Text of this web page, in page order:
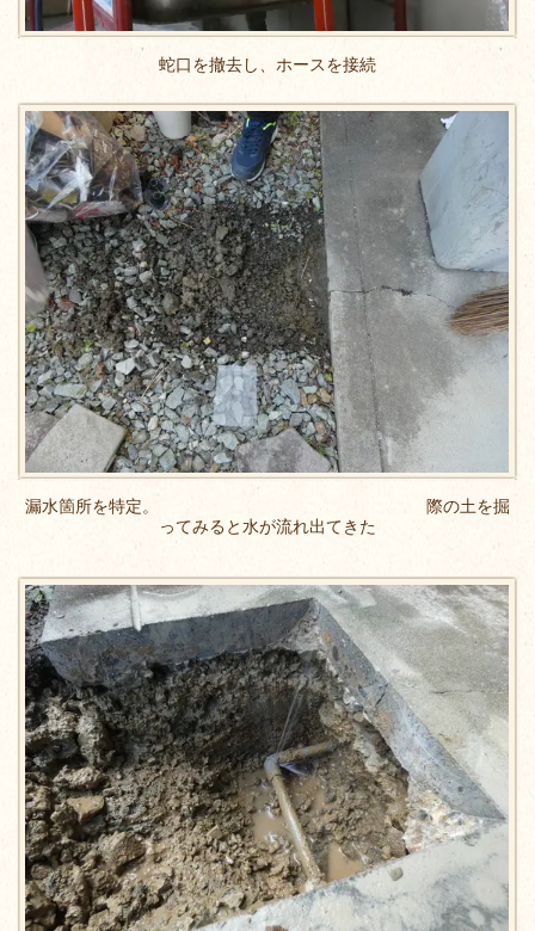
蛇口を撤去し、ホースを接続
漏水箇所を特定。 際の土を掘
ってみると水が流れ出てきた